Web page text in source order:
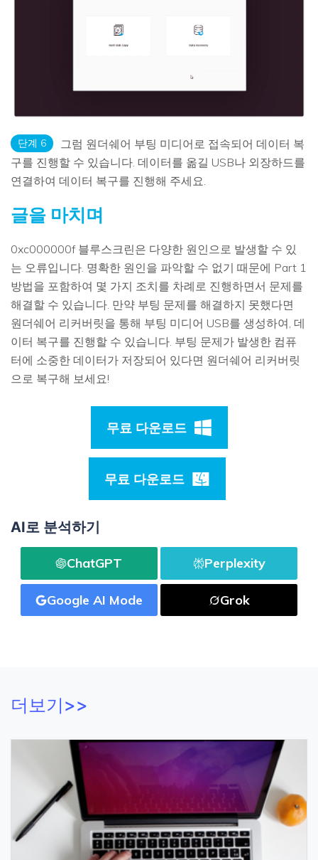
단계 6
그럼 원더쉐어 부팅 미디어로 접속되어 데이터 복
구를 진행할 수 있습니다. 데이터를 옮길 USB나 외장하드를
연결하여 데이터 복구를 진행해 주세요.
글을 마치며
0xc000000f 블루스크린은 다양한 원인으로 발생할 수 있
는 오류입니다. 명확한 원인을 파악할 수 없기 때문에 Part 1
방법을 포함하여 몇 가지 조치를 차례로 진행하면서 문제를
해결할 수 있습니다. 만약 부팅 문제를 해결하지 못했다면
원더쉐어 리커버릿을 통해 부팅 미디어 USB를 생성하여, 데
이터 복구를 진행할 수 있습니다. 부팅 문제가 발생한 컴퓨
터에 소중한 데이터가 저장되어 있다면 원더쉐어 리커버릿
으로 복구해 보세요!
무료 다운로드
무료 다운로드
AI로 분석하기
ChatGPT Perplexity
Google AI Mode Grok
더보기>>